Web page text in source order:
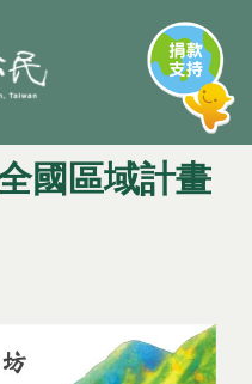
國區域計畫